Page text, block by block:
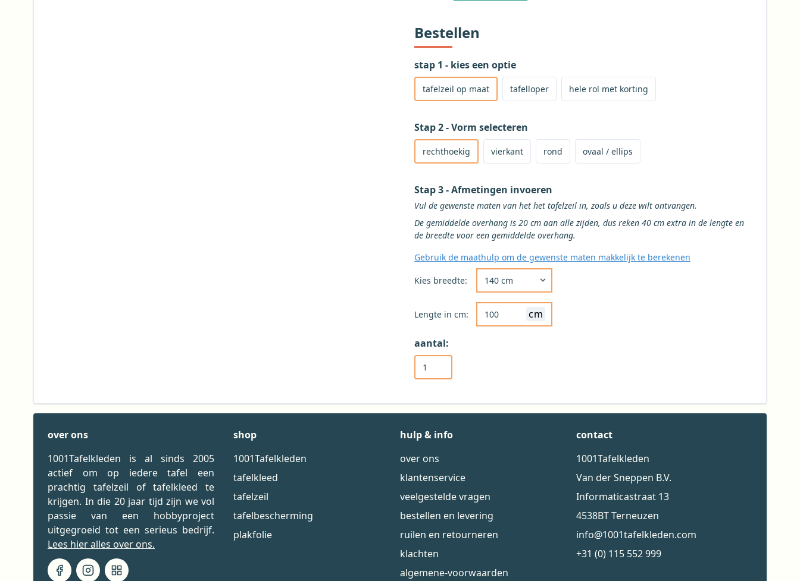
Bestellen
stap 1 - kies een optie
tafelzeil op maat
Selecteer om een product op maat te bestellen
tafelloper
Selecteer om een tafelloper te bestellen
hele rol met korting
Selecteer om een hele rol met korting te bestellen
Stap 2 - Vorm selecteren
rechthoekig
Selecteer rechthoekige vorm voor het tafelkleed
vierkant
Selecteer vierkante vorm voor het tafelkleed
rond
Selecteer ronde vorm voor het tafelkleed
ovaal / ellips
Selecteer ovale of ellipsvormige vorm voor het tafelkleed
Stap 3 - Afmetingen invoeren
Vul de gewenste maten van het het tafelzeil in, zoals u deze wilt ontvangen.
De gemiddelde overhang is 20 cm aan alle zijden, dus reken 40 cm extra in de lengte en
de breedte voor een gemiddelde overhang.
Gebruik de maathulp om de gewenste maten makkelijk te berekenen
Kies breedte:
Lengte in cm: cm
aantal:
over ons
1001Tafelkleden is al sinds 2005
actief om op iedere tafel een
prachtig tafelzeil of tafelkleed te
krijgen. In die 20 jaar tijd zijn we vol
passie van een hobbyproject
uitgegroeid tot een serieus bedrijf.
Lees hier alles over ons.
shop
1001Tafelkleden
tafelkleed
tafelzeil
tafelbescherming
plakfolie
hulp & info
over ons
klantenservice
veelgestelde vragen
bestellen en levering
ruilen en retourneren
klachten
algemene-voorwaarden
contact
1001Tafelkleden
Van der Sneppen B.V.
Informaticastraat 13
4538BT Terneuzen
info@1001tafelkleden.com
+31 (0) 115 552 999